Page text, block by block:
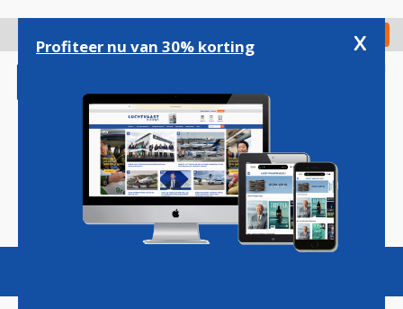
gaan
Check in
Magazine Podcasts Vacatures
Profiteer nu van 30% korting x